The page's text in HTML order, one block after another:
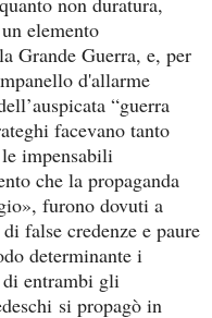
elemento
Grande Guerra, e, per
d'allarme
“guerra
facevano tanto
impensabili
che la propaganda
furono dovuti a
false credenze e paure
determinante i
entrambi gli
si propagò in